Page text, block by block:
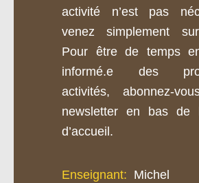
activité n’est pas
venez simplement
Pour être de temps
informé.e des
activités, abonnez-
newsletter en bas de
d’accueil.
Enseignant: Michel